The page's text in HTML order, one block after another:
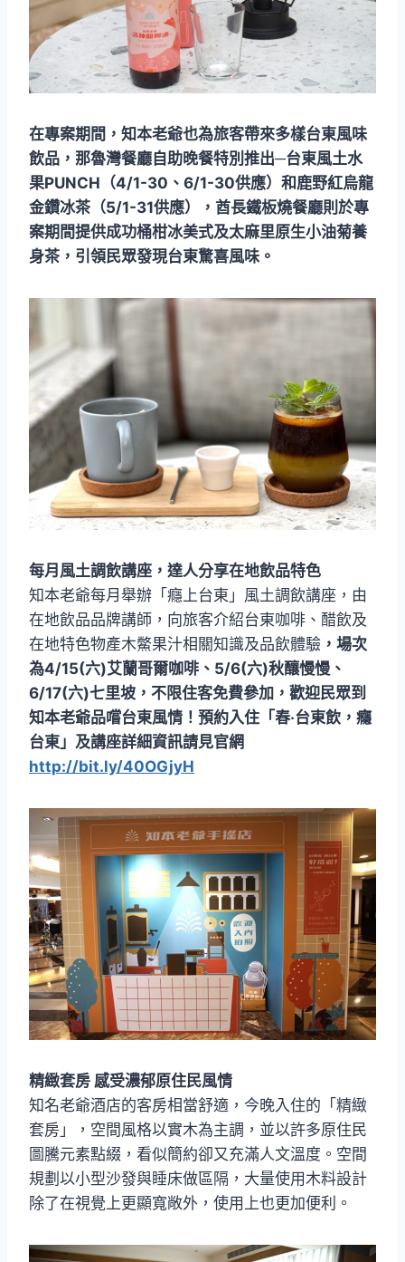
在專案期間，知本老爺也為旅客帶來多樣台東風味
飲品，那魯灣餐廳自助晚餐特別推出─台東風土水
果PUNCH（4/1-30、6/1-30供應）和鹿野紅烏龍
金鑽冰茶（5/1-31供應），酋長鐵板燒餐廳則於專
案期間提供成功桶柑冰美式及太麻里原生小油菊養
身茶，引領民眾發現台東驚喜風味。
每月風土調飲講座，達人分享在地飲品特色
知本老爺每月舉辦「癮上台東」風土調飲講座，由
在地飲品品牌講師，向旅客介紹台東咖啡、醋飲及
在地特色物產木鱉果汁相關知識及品飲體驗 ，場次
為4/15(六)艾蘭哥爾咖啡、5/6(六)秋釀慢慢、
6/17(六)七里坡，不限住客免費參加，歡迎民眾到
知本老爺品嚐台東風情！預約入住「春‧台東飲，癮
台東」及講座詳細資訊請見官網
http://bit.ly/40OGjyH
精緻套房 感受濃郁原住民風情
知名老爺酒店的客房相當舒適，今晚入住的「精緻
套房」，空間風格以實木為主調，並以許多原住民
圖騰元素點綴，看似簡約卻又充滿人文溫度。空間
規劃以小型沙發與睡床做區隔，大量使用木料設計
除了在視覺上更顯寬敞外，使用上也更加便利。